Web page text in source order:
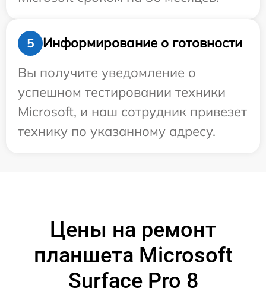
5
Информирование о готовности
Вы получите уведомление о
успешном тестировании техники
Microsoft, и наш сотрудник привезет
технику по указанному адресу.
Цены на ремонт
планшета Microsoft
Surface Pro 8